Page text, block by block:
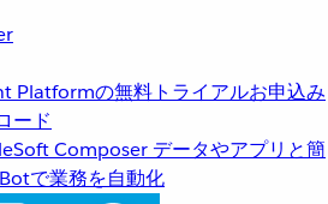
Platformの無料トライアルお申込み
ード
Composer データやアプリと簡
Botで業務を自動化